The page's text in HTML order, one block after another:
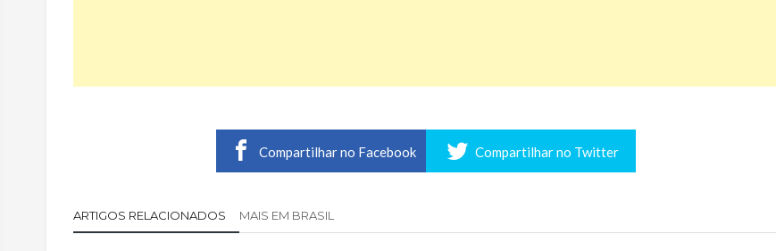
Compartilhar no Facebook Compartilhar no Twitter
ARTIGOS RELACIONADOS MAIS EM BRASIL